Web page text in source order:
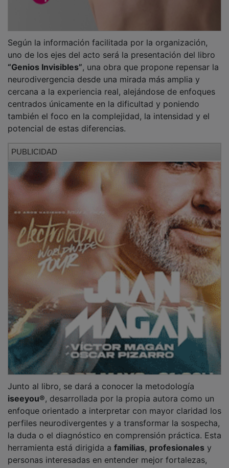
Catas, música, urbanismo y fotografía móvil
en la Fundación Ibercaja
Fundación Ibercaja Guadalajara presenta la
exposición Yerba el corazón verde de la
trashumancia
‘Nueva Alcarria’ organiza este martes un ‘En
Clave de Urbanismo’